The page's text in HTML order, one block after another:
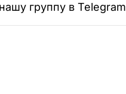
группу в Telegram